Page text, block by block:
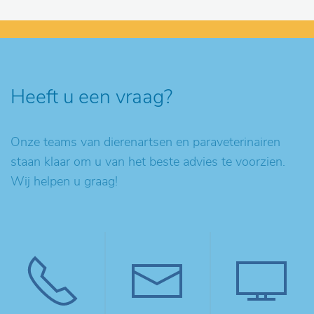
Heeft u een vraag?
Onze teams van dierenartsen en paraveterinairen
staan klaar om u van het beste advies te voorzien.
Wij helpen u graag!